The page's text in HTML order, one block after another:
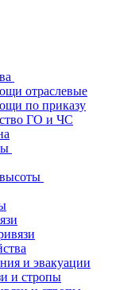
отраслевые
по приказу
ГО и ЧС
и эвакуации
и стропы